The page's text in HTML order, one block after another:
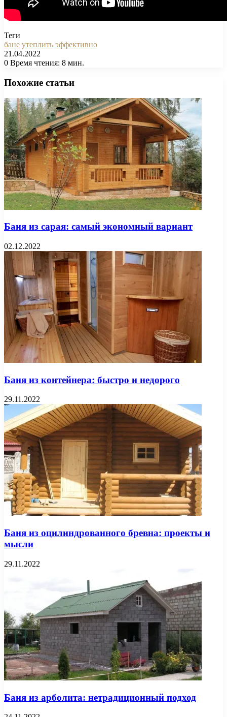
Теги
бане утеплить эффективно
21.04.2022
0 Время чтения: 8 мин.
Похожие статьи
Баня из сарая: самый экономный вариант
02.12.2022
Баня из контейнера: быстро и недорого
29.11.2022
Баня из оцилиндрованного бревна: проекты и
мысли
29.11.2022
Баня из арболита: нетрадиционный подход